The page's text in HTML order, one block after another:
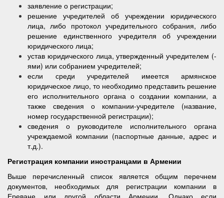
заявление о регистрации;
решение учредителей об учреждении юридического
лица, либо протокол учредительного собрания, либо
решение единственного учредителя об учреждении
юридического лица;
устав юридического лица, утвержденный учредителем (-
ями) или собранием учредителей;
если среди учредителей имеется армянское
юридическое лицо, то необходимо представить решение
его исполнительного органа о создании компании, а
также сведения о компании-учредителе (название,
номер государственной регистрации);
сведения о руководителе исполнительного органа
учреждаемой компании (паспортные данные, адрес и
т.д.).
Регистрация компании иностранцами в Армении
Выше перечисленный список является общим перечнем
документов, необходимых для регистрации компании в
Ереване или другой области Армении. Однако если